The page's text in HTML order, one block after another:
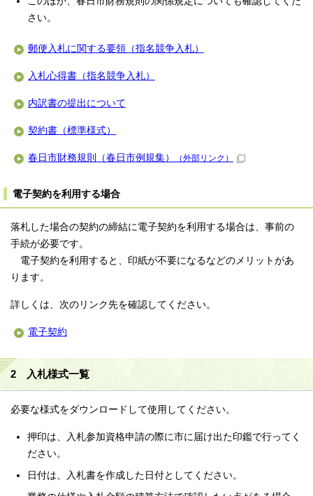
さい。
郵便入札に関する要領（指名競争入札）
入札心得書（指名競争入札）
内訳書の提出について
契約書（標準様式）
春日市財務規則（春日市例規集） （外部リンク）
電子契約を利用する場合
落札した場合の契約の締結に電子契約を利用する場合は、事前の
手続が必要です。
電子契約を利用すると、印紙が不要になるなどのメリットがあ
ります。
詳しくは、次のリンク先を確認してください。
電子契約
2 入札様式一覧
必要な様式をダウンロードして使用してください。
押印は、入札参加資格申請の際に市に届け出た印鑑で行ってく
ださい。
日付は、入札書を作成した日付としてください。